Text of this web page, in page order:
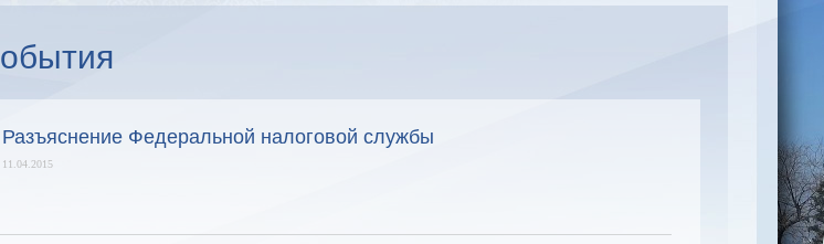
Разъяснение Федеральной налоговой службы
11.04.2015